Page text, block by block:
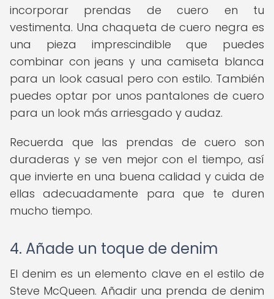
incorporar prendas de cuero en tu
vestimenta. Una chaqueta de cuero negra es
una pieza imprescindible que puedes
combinar con jeans y una camiseta blanca
para un look casual pero con estilo. También
puedes optar por unos pantalones de cuero
para un look más arriesgado y audaz.
Recuerda que las prendas de cuero son
duraderas y se ven mejor con el tiempo, así
que invierte en una buena calidad y cuida de
ellas adecuadamente para que te duren
mucho tiempo.
4. Añade un toque de denim
El denim es un elemento clave en el estilo de
Steve McQueen. Añadir una prenda de denim